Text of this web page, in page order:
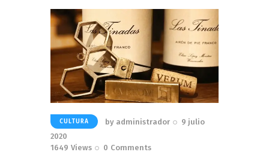
CULTURA by administrador
9 julio
2020
1649 Views 0 Comments